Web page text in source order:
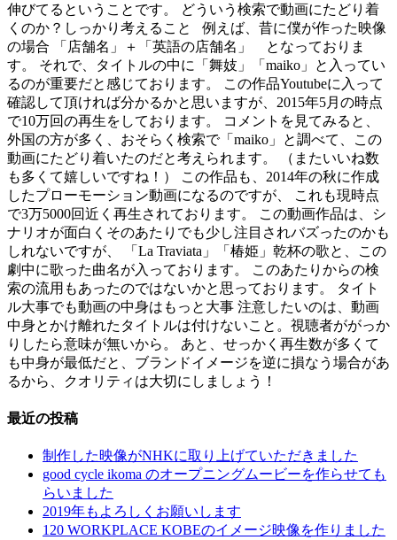
伸びてるということです。 どういう検索で動画にたどり着
くのか？しっかり考えること 例えば、昔に僕が作った映像
の場合 「店舗名」＋「英語の店舗名」 となっておりま
す。 それで、タイトルの中に「舞妓」「maiko」と入ってい
るのが重要だと感じております。 この作品Youtubeに入って
確認して頂ければ分かるかと思いますが、2015年5月の時点
で10万回の再生をしております。 コメントを見てみると、
外国の方が多く、おそらく検索で「maiko」と調べて、この
動画にたどり着いたのだと考えられます。 （またいいね数
も多くて嬉しいですね！） この作品も、2014年の秋に作成
したプローモーション動画になるのですが、 これも現時点
で3万5000回近く再生されております。 この動画作品は、シ
ナリオが面白くそのあたりでも少し注目されバズったのかも
しれないですが、 「La Traviata」「椿姫」乾杯の歌と、この
劇中に歌った曲名が入っております。 このあたりからの検
索の流用もあったのではないかと思っております。 タイト
ル大事でも動画の中身はもっと大事 注意したいのは、動画
中身とかけ離れたタイトルは付けないこと。視聴者ががっか
りしたら意味が無いから。 あと、せっかく再生数が多くて
も中身が最低だと、ブランドイメージを逆に損なう場合があ
るから、クオリティは大切にしましょう！
最近の投稿
制作した映像がNHKに取り上げていただきました
good cycle ikoma のオープニングムービーを作らせても
らいました
2019年もよろしくお願いします
120 WORKPLACE KOBEのイメージ映像を作りました